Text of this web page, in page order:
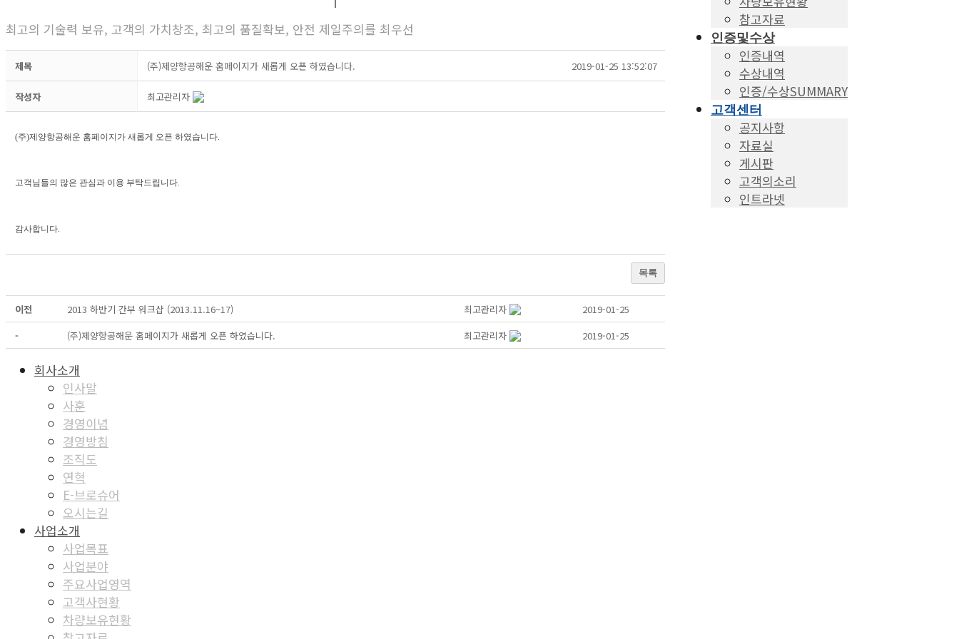
참고자료
인증및수상
인증내역
수상내역
인증/수상SUMMARY
고객센터
공지사항
자료실
게시판
고객의소리
인트라넷
최고의 기술력 보유, 고객의 가치창조, 최고의 품질확보, 안전 제일주의를 최우선
제목 (주)제양항공해운 홈페이지가 새롭게 오픈 하였습니다. 2019-01-25 13:52:07
작성자 최고관리자
(주)제양항공해운 홈페이지가 새롭게 오픈 하였습니다.
고객님들의 많은 관심과 이용 부탁드립니다.
감사합니다.
목록
이전 2013 하반기 간부 워크샵 (2013.11.16~17) 최고관리자
2019-01-25
-
(주)제양항공해운 홈페이지가 새롭게 오픈 하였습니다. 최고관리자 2019-01-25
회사소개
인사말
사훈
경영이념
경영방침
조직도
연혁
E-브로슈어
오시는길
사업소개
사업목표
사업분야
주요사업영역
고객사현황
차량보유현황